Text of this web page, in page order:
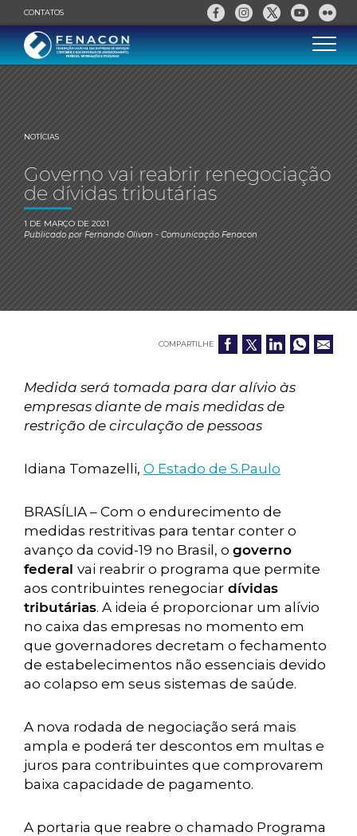
CONTATOS
NOTÍCIAS
Governo vai reabrir renegociação
de dívidas tributárias
1 DE MARÇO DE 2021
Publicado porFernando Olivan- Comunicação Fenacon
COMPARTILHE
Medida será tomada para dar alívio às
empresas diante de mais medidas de
restrição de circulação de pessoas
Idiana Tomazelli, O Estado de S.Paulo
BRASÍLIA – Com o endurecimento de
medidas restritivas para tentar conter o
avanço da covid-19 no Brasil, o governo
federal vai reabrir o programa que permite
aos contribuintes renegociar dívidas
tributárias. A ideia é proporcionar um alívio
no caixa das empresas no momento em
que governadores decretam o fechamento
de estabelecimentos não essenciais devido
ao colapso em seus sistemas de saúde.
A nova rodada de negociação será mais
ampla e poderá ter descontos em multas e
juros para contribuintes que comprovarem
baixa capacidade de pagamento.
A portaria que reabre o chamado Programa